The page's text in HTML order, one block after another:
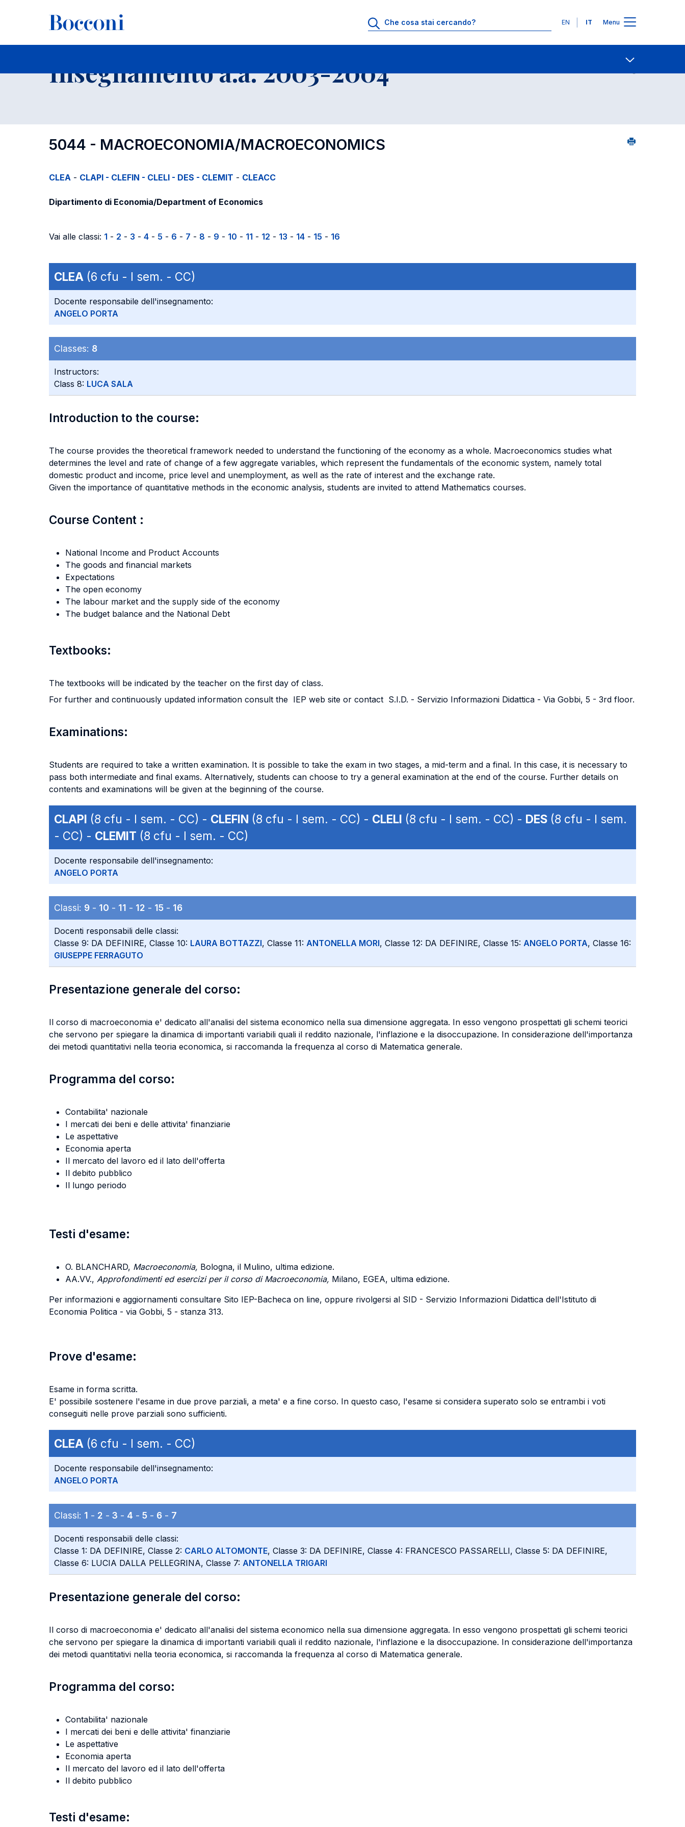
Lingue
EN IT Menu
- Contatti
Insegnamento a.a. 2003-2004
5044 - MACROECONOMIA/MACROECONOMICS
CLEA - CLAPI - CLEFIN - CLELI - DES - CLEMIT - CLEACC
Dipartimento di Economia/Department of Economics
Vai alle classi: 1 - 2 - 3 - 4 - 5 - 6 - 7 - 8 - 9 - 10 - 11 - 12 - 13 - 14 - 15 - 16
CLEA (6 cfu - I sem. - CC)
Docente responsabile dell'insegnamento:
ANGELO PORTA
Classes: 8
Instructors:
Class 8: LUCA SALA
Introduction to the course:
The course provides the theoretical framework needed to understand the functioning of the economy as a whole. Macroeconomics studies what
determines the level and rate of change of a few aggregate variables, which represent the fundamentals of the economic system, namely total
domestic product and income, price level and unemployment, as well as the rate of interest and the exchange rate.
Given the importance of quantitative methods in the economic analysis, students are invited to attend Mathematics courses.
Course Content :
National Income and Product Accounts
The goods and financial markets
Expectations
The open economy
The labour market and the supply side of the economy
The budget balance and the National Debt
Textbooks:
The textbooks will be indicated by the teacher on the first day of class.
For further and continuously updated information consult the IEP web site or contact S.I.D. - Servizio Informazioni Didattica - Via Gobbi, 5 - 3rd floor.
Examinations:
Students are required to take a written examination. It is possible to take the exam in two stages, a mid-term and a final. In this case, it is necessary to
pass both intermediate and final exams. Alternatively, students can choose to try a general examination at the end of the course. Further details on
contents and examinations will be given at the beginning of the course.
CLAPI (8 cfu - I sem. - CC) - CLEFIN (8 cfu - I sem. - CC) - CLELI (8 cfu - I sem. - CC) - DES (8 cfu - I sem.
- CC) - CLEMIT (8 cfu - I sem. - CC)
Docente responsabile dell'insegnamento:
ANGELO PORTA
Classi: 9 - 10 - 11 - 12 - 15 - 16
Docenti responsabili delle classi:
Classe 9: DA DEFINIRE, Classe 10: LAURA BOTTAZZI, Classe 11: ANTONELLA MORI, Classe 12: DA DEFINIRE, Classe 15: ANGELO PORTA, Classe 16:
GIUSEPPE FERRAGUTO
Presentazione generale del corso:
Il corso di macroeconomia e' dedicato all'analisi del sistema economico nella sua dimensione aggregata. In esso vengono prospettati gli schemi teorici
che servono per spiegare la dinamica di importanti variabili quali il reddito nazionale, l'inflazione e la disoccupazione. In considerazione dell'importanza
dei metodi quantitativi nella teoria economica, si raccomanda la frequenza al corso di Matematica generale.
Programma del corso:
Contabilita' nazionale
I mercati dei beni e delle attivita' finanziarie
Le aspettative
Economia aperta
Il mercato del lavoro ed il lato dell'offerta
Il debito pubblico
Il lungo periodo
Testi d'esame:
O. BLANCHARD, Macroeconomia, Bologna, il Mulino, ultima edizione.
AA.VV., Approfondimenti ed esercizi per il corso di Macroeconomia, Milano, EGEA, ultima edizione.
Per informazioni e aggiornamenti consultare Sito IEP-Bacheca on line, oppure rivolgersi al SID - Servizio Informazioni Didattica dell'Istituto di
Economia Politica - via Gobbi, 5 - stanza 313.
Prove d'esame:
Esame in forma scritta.
E' possibile sostenere l'esame in due prove parziali, a meta' e a fine corso. In questo caso, l'esame si considera superato solo se entrambi i voti
conseguiti nelle prove parziali sono sufficienti.
CLEA (6 cfu - I sem. - CC)
Docente responsabile dell'insegnamento:
ANGELO PORTA
Classi: 1 - 2 - 3 - 4 - 5 - 6 - 7
Docenti responsabili delle classi:
Classe 1: DA DEFINIRE, Classe 2: CARLO ALTOMONTE, Classe 3: DA DEFINIRE, Classe 4: FRANCESCO PASSARELLI, Classe 5: DA DEFINIRE,
Classe 6: LUCIA DALLA PELLEGRINA, Classe 7: ANTONELLA TRIGARI
Presentazione generale del corso:
Il corso di macroeconomia e' dedicato all'analisi del sistema economico nella sua dimensione aggregata. In esso vengono prospettati gli schemi teorici
che servono per spiegare la dinamica di importanti variabili quali il reddito nazionale, l'inflazione e la disoccupazione. In considerazione dell'importanza
dei metodi quantitativi nella teoria economica, si raccomanda la frequenza al corso di Matematica generale.
Programma del corso:
Contabilita' nazionale
I mercati dei beni e delle attivita' finanziarie
Le aspettative
Economia aperta
Il mercato del lavoro ed il lato dell'offerta
Il debito pubblico
Testi d'esame: